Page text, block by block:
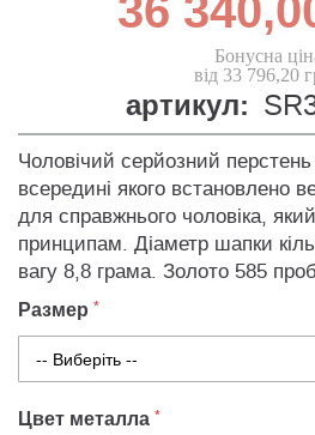
Бонусна
від 33 796,20
артикул:
Чоловічий серйозний
всередині якого встановлено
для справжнього чоловіка,
принципам. Діаметр шапки
вагу 8,8 грама. Золото 585
Размер
Цвет металла